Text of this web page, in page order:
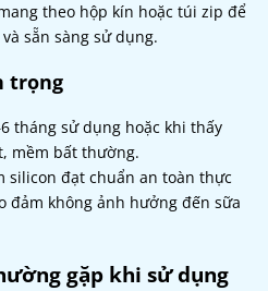
theo hộp kín hoặc túi zip để
sẵn sàng sử dụng.
trọng
tháng sử dụng hoặc khi thấy
mềm bất thường.
silicon đạt chuẩn an toàn thực
đảm không ảnh hưởng đến sữa
gặp khi sử dụng